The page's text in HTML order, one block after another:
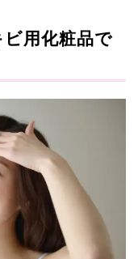
用化粧品で